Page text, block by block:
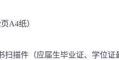
A4纸）
扫描件（应届生毕业证、学位证